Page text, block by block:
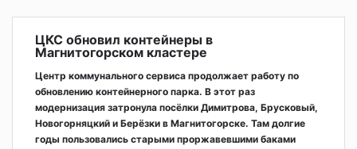
ЦКС обновил контейнеры в
Магнитогорском кластере
Центр коммунального сервиса продолжает работу по
обновлению контейнерного парка. В этот раз
модернизация затронула посёлки Димитрова, Брусковый,
Новогорняцкий и Берёзки в Магнитогорске. Там долгие
годы пользовались старыми проржавевшими баками